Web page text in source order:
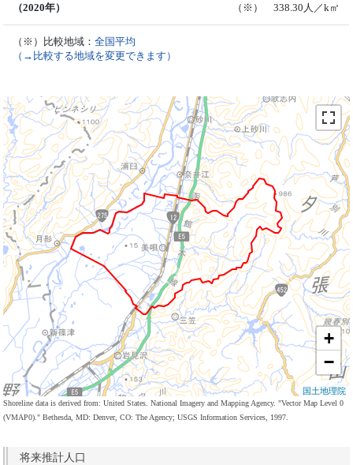
（2020年）
（※） 338.30人／k㎡
（※）比較地域：全国平均
（→比較する地域を変更できます）
+
−
国土地理院
Shoreline data is derived from: United States. National Imagery and Mapping Agency. "Vector Map Level 0
(VMAP0)." Bethesda, MD: Denver, CO: The Agency; USGS Information Services, 1997.
将来推計人口